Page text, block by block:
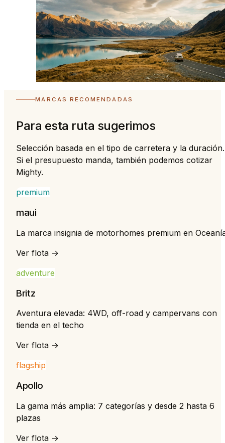
MARCAS RECOMENDADAS
Para esta ruta sugerimos
Selección basada en el tipo de carretera y la duración.
Si el presupuesto manda, también podemos cotizar
Mighty.
premium
maui
La marca insignia de motorhomes premium en
Ver flota →
adventure
Britz
Aventura elevada: 4WD, off-road y campervans con
tienda en el techo
Ver flota →
flagship
Apollo
La gama más amplia: 7 categorías y desde 2 hasta 6
plazas
Ver flota →